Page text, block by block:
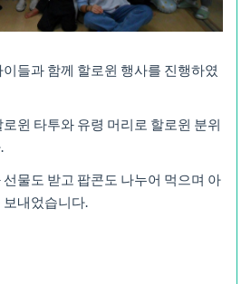
들과 함께 할로윈 행사를 진행하였
윈 타투와 유령 머리로 할로윈 분위
물도 받고 팝콘도 나누어 먹으며 아
보내었습니다.